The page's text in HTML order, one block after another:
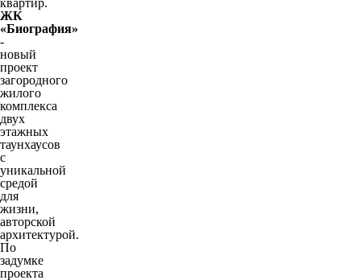
квартир.
ЖК
«Биография»
-
новый
проект
загородного
жилого
комплекса
двух
этажных
таунхаусов
с
уникальной
средой
для
жизни,
авторской
архитектурой.
По
задумке
проекта